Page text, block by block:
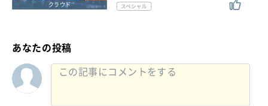
クラウド
あなたの投稿